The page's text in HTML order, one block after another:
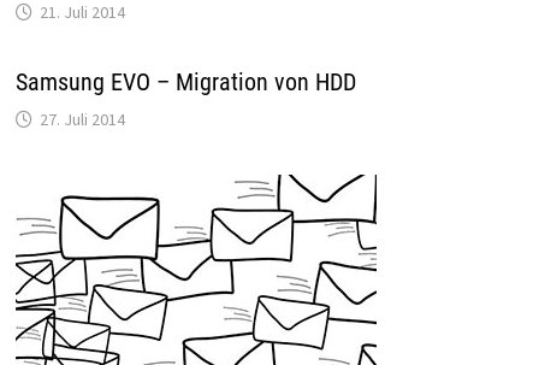
21. Juli 2014
Samsung EVO – Migration von HDD
27. Juli 2014